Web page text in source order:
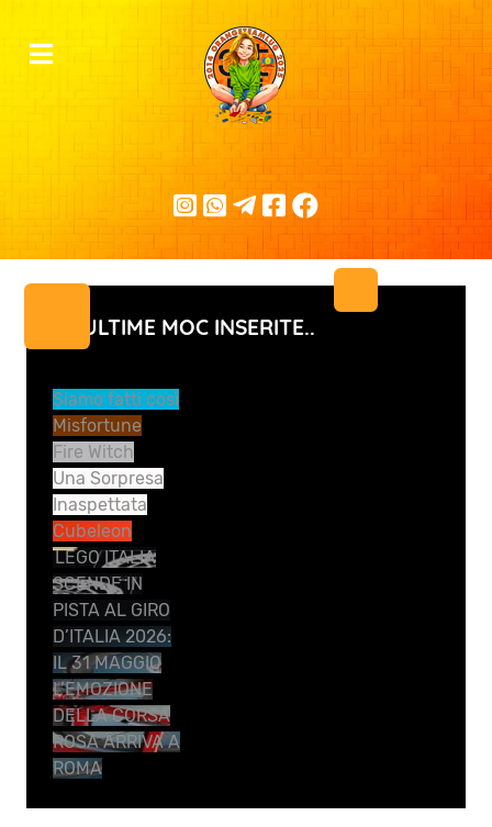
LE ULTIME MOC INSERITE..
Siamo fatti così
Misfortune
Fire Witch
Una Sorpresa
Inaspettata
Cubeleon
LEGO ITALIA
SCENDE IN
PISTA AL GIRO
D’ITALIA 2026:
IL 31 MAGGIO
L’EMOZIONE
DELLA CORSA
ROSA ARRIVA A
ROMA